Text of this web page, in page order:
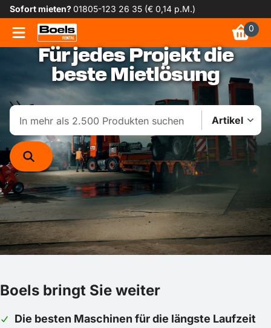
Sofort mieten?01805-123 26 35 (€ 0,14 p.M.)
0
Für jedes Projekt die
beste Mietlösung
Boels bringt Sie weiter
Die besten Maschinen für die längste Laufzeit